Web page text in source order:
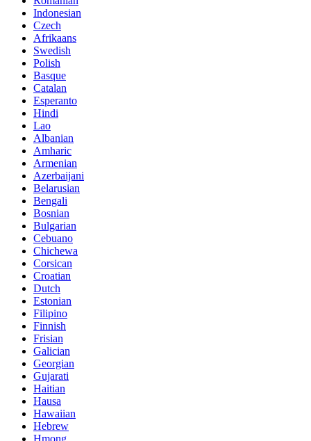
Indonesian
Czech
Afrikaans
Swedish
Polish
Basque
Catalan
Esperanto
Hindi
Lao
Albanian
Amharic
Armenian
Azerbaijani
Belarusian
Bengali
Bosnian
Bulgarian
Cebuano
Chichewa
Corsican
Croatian
Dutch
Estonian
Filipino
Finnish
Frisian
Galician
Georgian
Gujarati
Haitian
Hausa
Hawaiian
Hebrew
Hmong